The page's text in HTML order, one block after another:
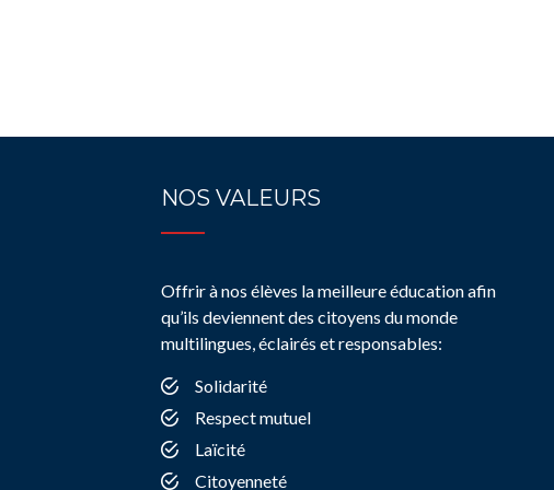
NOS VALEURS
Offrir à nos élèves la meilleure éducation afin
qu’ils deviennent des citoyens du monde
multilingues, éclairés et responsables:
Solidarité
Respect mutuel
Laïcité
Citoyenneté